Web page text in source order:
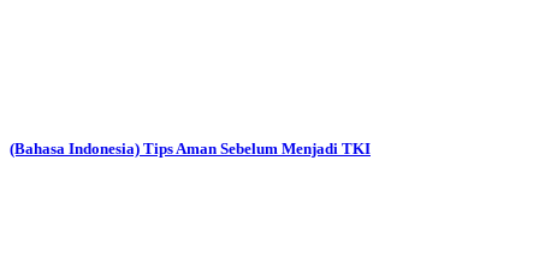
(Bahasa Indonesia) Tips Aman Sebelum Menjadi TKI